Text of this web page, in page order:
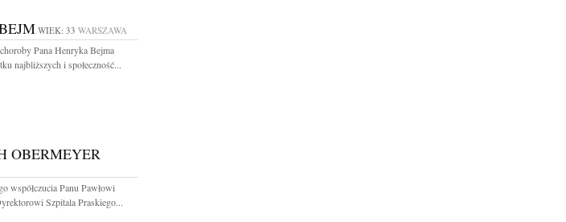
WIEK: 33 WARSZAWA
Pana Henryka Bejma
najbliższych i społeczność...
OBERMEYER
współczucia Panu Pawłowi
Szpitala Praskiego...